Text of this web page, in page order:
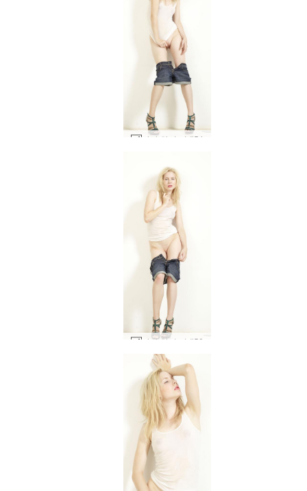
마야 하이 키 #54
마야 하이 키 #50